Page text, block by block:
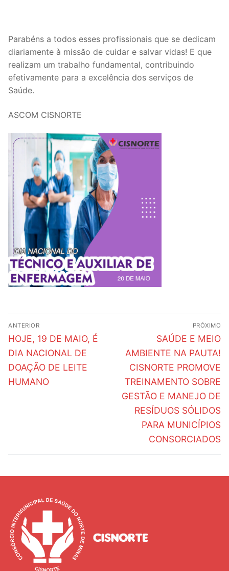
Parabéns a todos esses profissionais que se dedicam
diariamente à missão de cuidar e salvar vidas! E que
realizam um trabalho fundamental, contribuindo
efetivamente para a excelência dos serviços de
Saúde.
ASCOM CISNORTE
Navegação
de
Post
ANTERIOR
Post
anterior:
HOJE, 19 DE MAIO, É
DIA NACIONAL DE
DOAÇÃO DE LEITE
HUMANO
PRÓXIMO
Próximo
post:
SAÚDE E MEIO
AMBIENTE NA PAUTA!
CISNORTE PROMOVE
TREINAMENTO SOBRE
GESTÃO E MANEJO DE
RESÍDUOS SÓLIDOS
PARA MUNICÍPIOS
CONSORCIADOS